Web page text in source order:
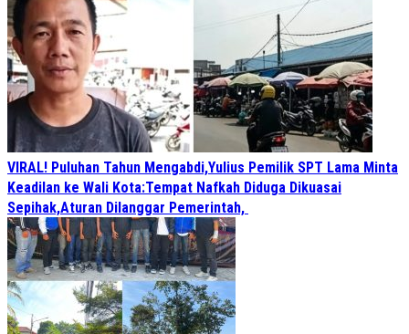
VIRAL! Puluhan Tahun Mengabdi,Yulius Pemilik SPT Lama Minta
Keadilan ke Wali Kota:Tempat Nafkah Diduga Dikuasai
Sepihak,Aturan Dilanggar Pemerintah,